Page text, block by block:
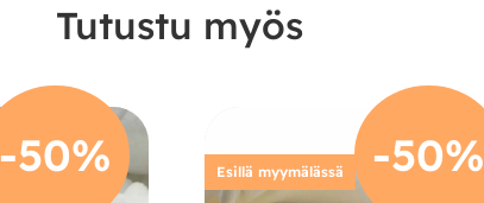
Tutustu myös
-50% -50%
Esillä myymälässä